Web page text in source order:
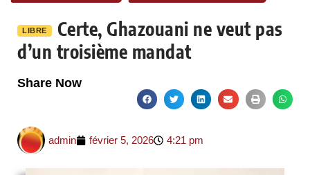
LIBRE
Certe, Ghazouani ne veut pas
d’un troisième mandat
Share Now
admin février 5, 2026 4:21 pm